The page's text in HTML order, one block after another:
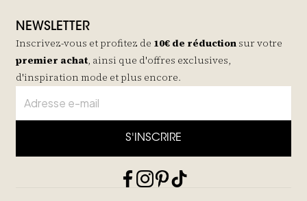
NEWSLETTER
Inscrivez-vous et profitez de 10€ de réduction sur votre
premier achat, ainsi que d'offres exclusives,
d'inspiration mode et plus encore.
S'INSCRIRE